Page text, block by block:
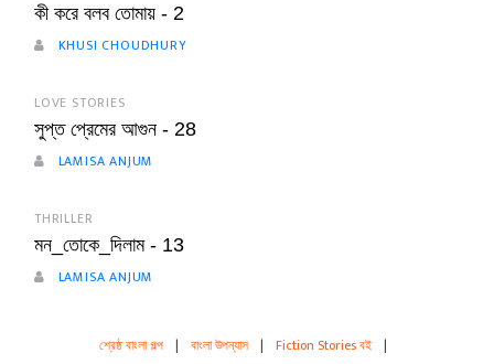
কী করে বলব তোমায় - 2
KHUSI CHOUDHURY
LOVE STORIES
সুপ্ত প্রেমের আগুন - 28
LAMISA ANJUM
THRILLER
মন_তোকে_দিলাম - 13
LAMISA ANJUM
শ্রেষ্ঠ বাংলা গল্প | বাংলা উপন্যাস | Fiction Stories বই |